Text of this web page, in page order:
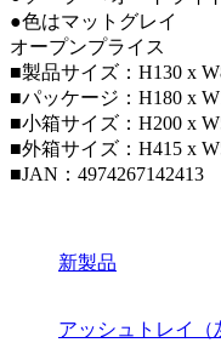
●色はマットグレイ
オープンプライス
■製品サイズ：H130 x
■パッケージ：H180 x
■小箱サイズ：H200 x
■外箱サイズ：H415 x
■JAN：4974267142413
新製品
アッシュトレイ（